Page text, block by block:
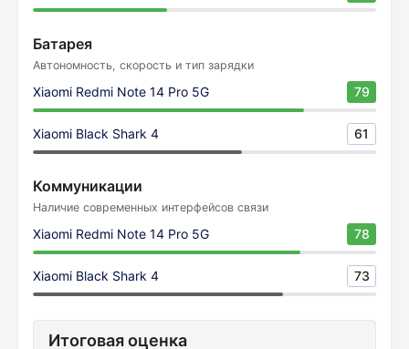
Батарея
Автономность, скорость и тип зарядки
Xiaomi Redmi Note 14 Pro 5G 79
Xiaomi Black Shark 4 61
Коммуникации
Наличие современных интерфейсов связи
Xiaomi Redmi Note 14 Pro 5G 78
Xiaomi Black Shark 4 73
Итоговая оценка